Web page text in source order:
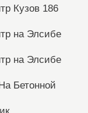
Кузов 186
на Элсибе
на Элсибе
Бетонной